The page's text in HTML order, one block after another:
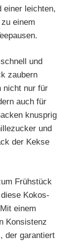
einer leichten,
einem
und
zaubern
nicht nur für
auch für
knusprig
und
der Kekse
Frühstück
Kokos-
einem
Konsistenz
der garantiert